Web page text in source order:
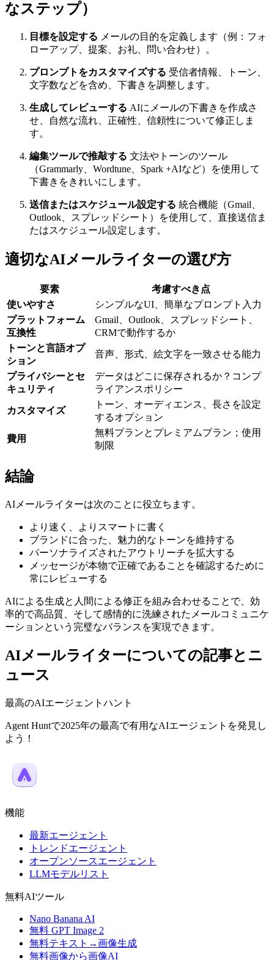
なステップ）
目標を設定する メールの目的を定義します（例：フォ
ローアップ、提案、お礼、問い合わせ）。
プロンプトをカスタマイズする 受信者情報、トーン、
文字数などを含め、下書きを調整します。
生成してレビューする AIにメールの下書きを作成さ
せ、自然な流れ、正確性、信頼性について修正しま
す。
編集ツールで推敲する 文法やトーンのツール
（Grammarly、Wordtune、Spark +AIなど）を使用して
下書きをきれいにします。
送信またはスケジュール設定する 統合機能（Gmail、
Outlook、スプレッドシート）を使用して、直接送信ま
たはスケジュール設定します。
適切なAIメールライターの選び方
要素
考慮すべき点
使いやすさ
シンプルなUI、簡単なプロンプト入力
プラットフォーム
互換性
Gmail、Outlook、スプレッドシート、
CRMで動作するか
トーンと言語オプ
ション
音声、形式、絵文字を一致させる能力
プライバシーとセ
キュリティ
データはどこに保存されるか？コンプ
ライアンスポリシー
カスタマイズ
トーン、オーディエンス、長さを設定
するオプション
費用
無料プランとプレミアムプラン；使用
制限
結論
AIメールライターは次のことに役立ちます。
より速く、よりスマートに書く
ブランドに合った、魅力的なトーンを維持する
パーソナライズされたアウトリーチを拡大する
メッセージが本物で正確であることを確認するために
常にレビューする
AIによる生成と人間による修正を組み合わせることで、効
率的で高品質、そして感情的に洗練されたメールコミュニケ
ーションという完璧なバランスを実現できます。
AIメールライターについての記事とニ
ュース
最高のAIエージェントハント
Agent Huntで2025年の最高で有用なAIエージェントを発見し
よう！
機能
最新エージェント
トレンドエージェント
オープンソースエージェント
LLMモデルリスト
無料AIツール
Nano Banana AI
無料 GPT Image 2
無料テキスト→画像生成
無料画像から画像AI